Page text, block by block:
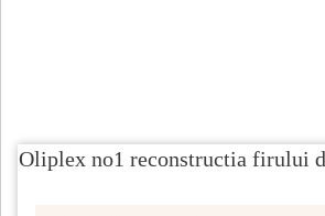
Oliplex no1 reconstructia firului